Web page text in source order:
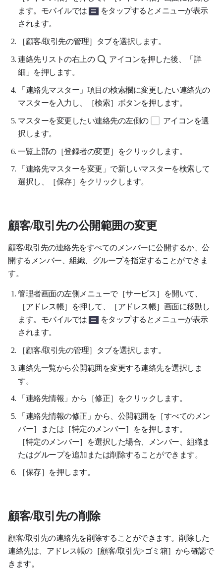
ます。モバイルでは
をタップするとメニューが表示
されます。
［顧客/取引先の管理］タブを選択します。
連絡先リストの右上の
アイコンを押した後、「詳
細」を押します。
「連絡先マスター」項目の検索欄に変更したい連絡先の
マスターを入力し、［検索］ボタンを押します。
マスターを変更したい連絡先の左側の
アイコンを選
択します。
一覧上部の［登録者の変更］をクリックします。
「連絡先マスターを変更」で新しいマスターを検索して
選択し、［保存］をクリックします。
顧客/取引先の公開範囲の変更
顧客/取引先の連絡先をすべてのメンバーに公開するか、公
開するメンバー、組織、グループを指定することができま
す。
管理者画面の左側メニューで［サービス］を開いて、
［アドレス帳］を押して、［アドレス帳］画面に移動し
ます。モバイルでは
をタップするとメニューが表示
されます。
［顧客/取引先の管理］タブを選択します。
連絡先一覧から公開範囲を変更する連絡先を選択しま
す。
「連絡先情報」から［修正］をクリックします。
「連絡先情報の修正」から、公開範囲を［すべてのメン
バー］または［特定のメンバー］をを押します。
［特定のメンバー］を選択した場合、メンバー、組織ま
たはグループを追加または削除することができます。
［保存］を押します。
顧客/取引先の削除
顧客/取引先の連絡先を削除することができます。削除した
連絡先は、アドレス帳の［顧客/取引先>ゴミ箱］から確認で
きます。